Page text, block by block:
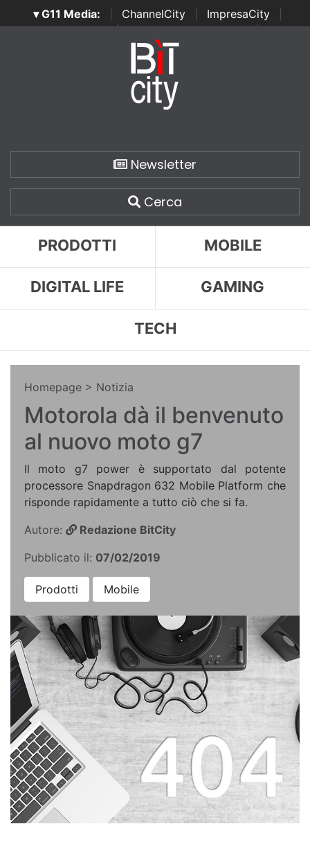
▾ G11 Media: ChannelCity ImpresaCity
SecurityOpenLab | Italian Channel Awards | Italian
Italian Security Awards
Newsletter
Cerca
PRODOTTI MOBILE
DIGITAL LIFE GAMING
TECH
Homepage > Notizia
Motorola dà il benvenuto
al nuovo moto g7
Il moto g7 power è supportato dal potente
processore Snapdragon 632 Mobile Platform che
risponde rapidamente a tutto ciò che si fa.
Autore:
Redazione BitCity
Pubblicato il: 07/02/2019
Prodotti Mobile